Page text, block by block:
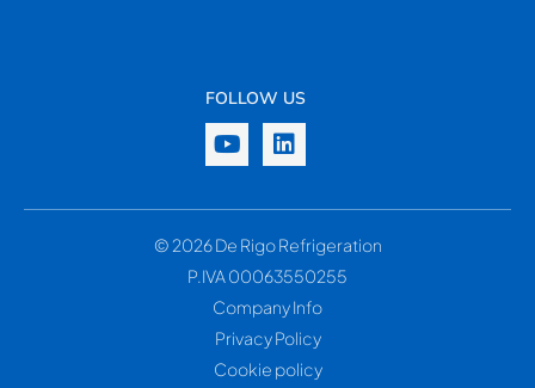
FOLLOW US
© 2026 De Rigo Refrigeration
P.IVA 00063550255
Company Info
Privacy Policy
Cookie policy